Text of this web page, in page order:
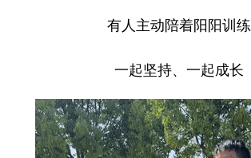
有人主动陪着阳阳训练
一起坚持、一起成长